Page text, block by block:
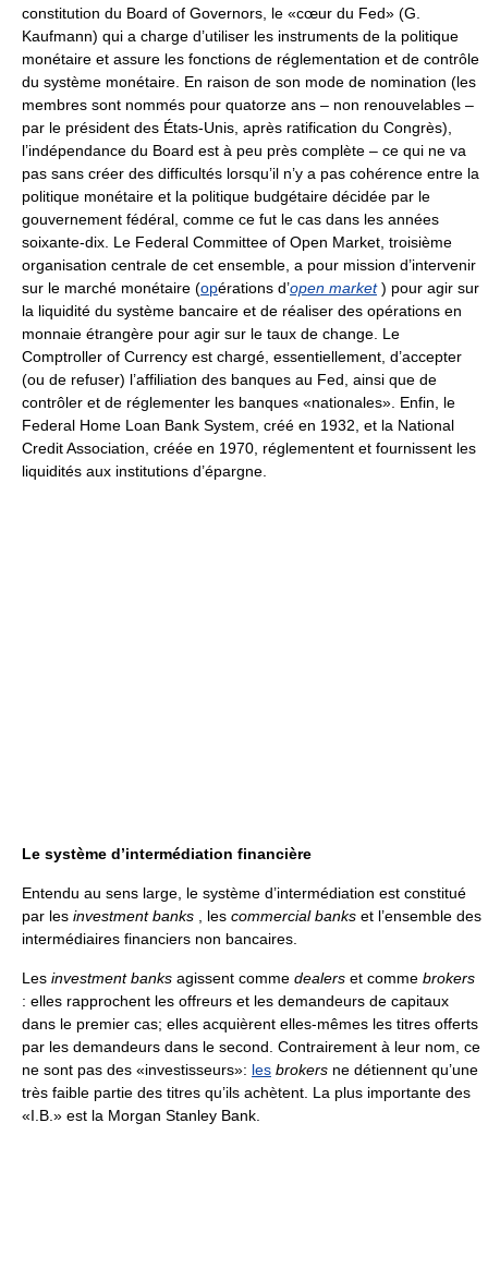
constitution du Board of Governors, le «cœur du Fed» (G.
Kaufmann) qui a charge d’utiliser les instruments de la politique
monétaire et assure les fonctions de réglementation et de contrôle
du système monétaire. En raison de son mode de nomination (les
membres sont nommés pour quatorze ans – non renouvelables –
par le président des États-Unis, après ratification du Congrès),
l’indépendance du Board est à peu près complète – ce qui ne va
pas sans créer des difficultés lorsqu’il n’y a pas cohérence entre la
politique monétaire et la politique budgétaire décidée par le
gouvernement fédéral, comme ce fut le cas dans les années
soixante-dix. Le Federal Committee of Open Market, troisième
organisation centrale de cet ensemble, a pour mission d’intervenir
sur le marché monétaire (opérations d’open market) pour agir sur
la liquidité du système bancaire et de réaliser des opérations en
monnaie étrangère pour agir sur le taux de change. Le
Comptroller of Currency est chargé, essentiellement, d’accepter
(ou de refuser) l’affiliation des banques au Fed, ainsi que de
contrôler et de réglementer les banques «nationales». Enfin, le
Federal Home Loan Bank System, créé en 1932, et la National
Credit Association, créée en 1970, réglementent et fournissent les
liquidités aux institutions d’épargne.
Le système d’intermédiation financière
Entendu au sens large, le système d’intermédiation est constitué
par les investment banks , les commercial banks et l’ensemble des
intermédiaires financiers non bancaires.
Les investment banks agissent comme dealers et comme brokers
: elles rapprochent les offreurs et les demandeurs de capitaux
dans le premier cas; elles acquièrent elles-mêmes les titres offerts
par les demandeurs dans le second. Contrairement à leur nom, ce
ne sont pas des «investisseurs»: les brokers ne détiennent qu’une
très faible partie des titres qu’ils achètent. La plus importante des
«I.B.» est la Morgan Stanley Bank.